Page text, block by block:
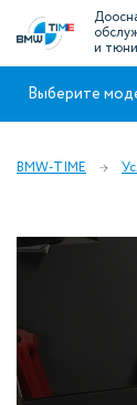
и
Выберите
BMW-TIME